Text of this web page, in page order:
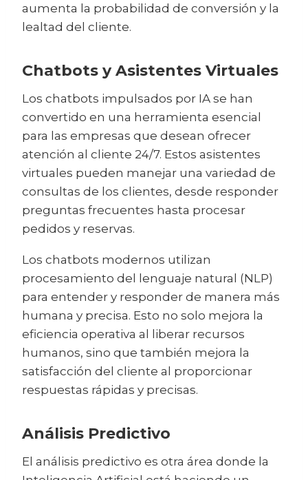
aumenta la probabilidad de conversión y la
lealtad del cliente.
Chatbots y Asistentes Virtuales
Los chatbots impulsados por IA se han
convertido en una herramienta esencial
para las empresas que desean ofrecer
atención al cliente 24/7. Estos asistentes
virtuales pueden manejar una variedad de
consultas de los clientes, desde responder
preguntas frecuentes hasta procesar
pedidos y reservas.
Los chatbots modernos utilizan
procesamiento del lenguaje natural (NLP)
para entender y responder de manera más
humana y precisa. Esto no solo mejora la
eficiencia operativa al liberar recursos
humanos, sino que también mejora la
satisfacción del cliente al proporcionar
respuestas rápidas y precisas.
Análisis Predictivo
El análisis predictivo es otra área donde la